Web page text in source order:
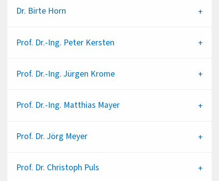
Dr. Birte Horn
Prof. Dr.-Ing. Peter Kersten
Prof. Dr.-Ing. Jürgen Krome
Prof. Dr.-Ing. Matthias Mayer
Prof. Dr. Jörg Meyer
Prof. Dr. Christoph Puls